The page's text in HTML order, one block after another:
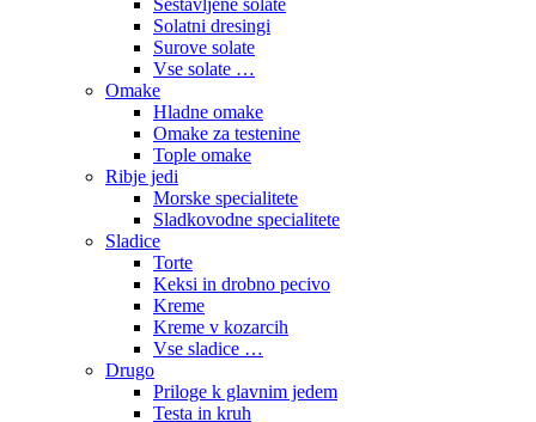
Sestavljene solate
Solatni dresingi
Surove solate
Vse solate …
Omake
Hladne omake
Omake za testenine
Tople omake
Ribje jedi
Morske specialitete
Sladkovodne specialitete
Sladice
Torte
Keksi in drobno pecivo
Kreme
Kreme v kozarcih
Vse sladice …
Drugo
Priloge k glavnim jedem
Testa in kruh